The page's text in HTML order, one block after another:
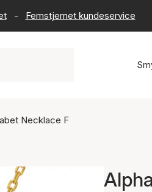
- Femstjernet kundeservice
Necklace F